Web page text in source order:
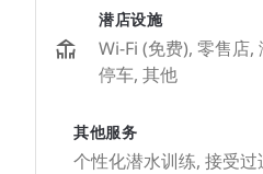
潜店设施
Wi-Fi (免费), 零售店,
停车, 其他
其他服务
个性化潜水训练, 接受